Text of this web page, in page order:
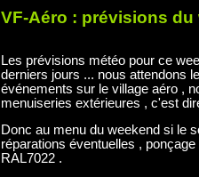
VF-Aéro : prévisions du
Les prévisions météo pour ce
derniers jours ... nous attendons
événements sur le village aéro ,
menuiseries extérieures , c'est
Donc au menu du weekend si le
réparations éventuelles ,
RAL7022 .